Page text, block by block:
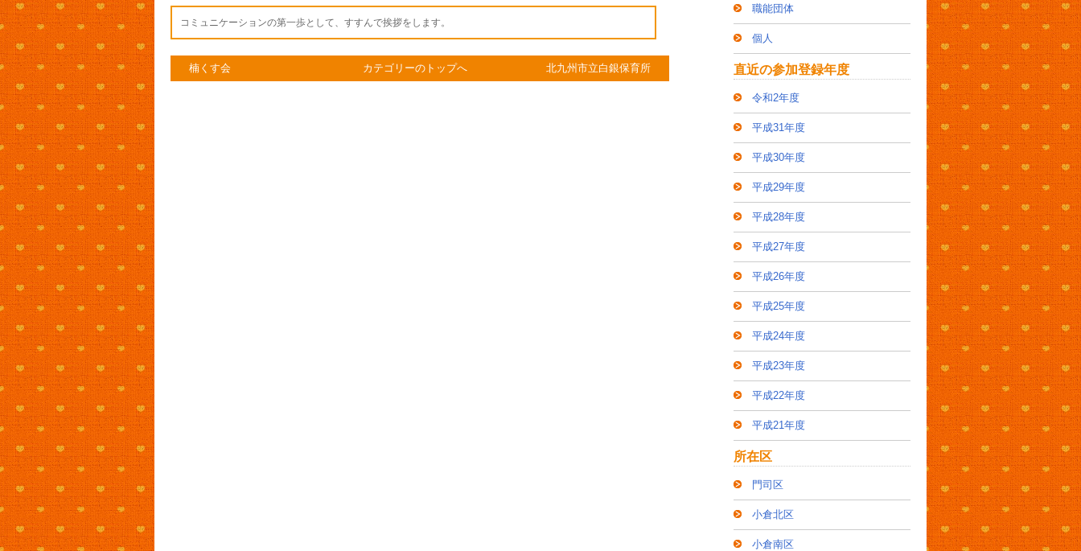
コミュニケーションの第一歩として、すすんで挨拶をします。
楠くす会 カテゴリーのトップへ 北九州市立白銀保育所
職能団体
個人
直近の参加登録年度
令和2年度
平成31年度
平成30年度
平成29年度
平成28年度
平成27年度
平成26年度
平成25年度
平成24年度
平成23年度
平成22年度
平成21年度
所在区
門司区
小倉北区
小倉南区